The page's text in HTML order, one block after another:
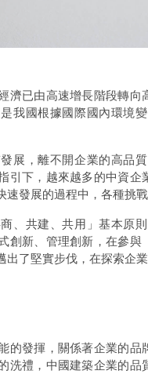
濟已由高速增長階段轉向
我國根據國際國內環境
展，離不開企業的高品
引下，越來越多的中資
發展的過程中，各種挑
、共建、共用」基本原
創新、管理創新，在參
了堅實步伐，在探索企
的發揮，關係著企業的
洗禮，中國建築企業的